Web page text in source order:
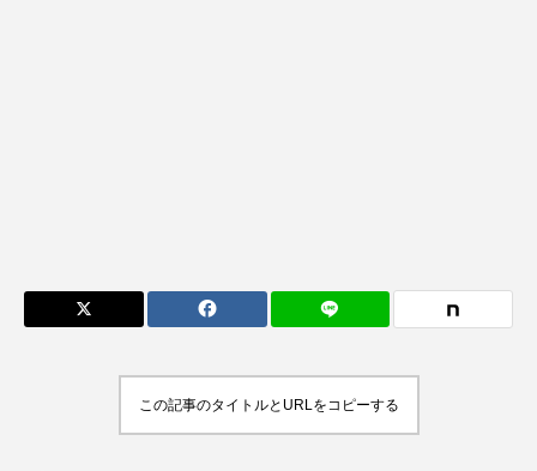
この記事のタイトルとURLをコピーする